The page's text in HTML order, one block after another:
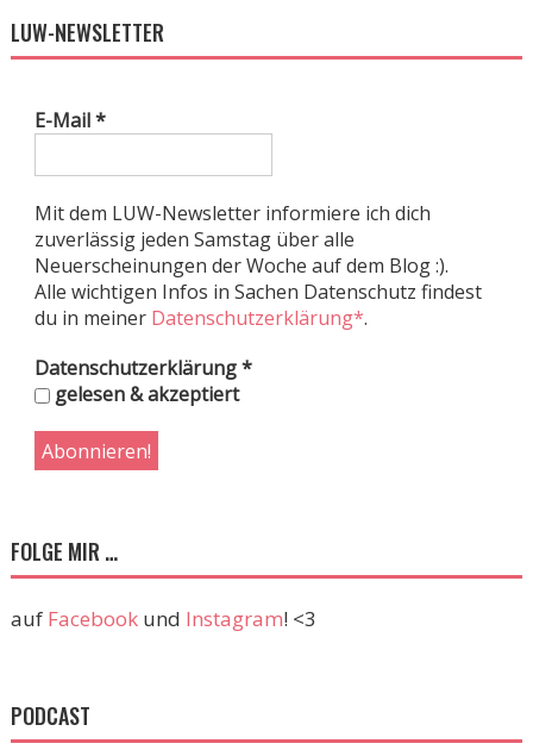
LUW-NEWSLETTER
E-Mail*
Mit dem LUW-Newsletter informiere ich dich
zuverlässig jeden Samstag über alle
Neuerscheinungen der Woche auf dem Blog :).
Alle wichtigen Infos in Sachen Datenschutz findest
du in meiner Datenschutzerklärung*.
Datenschutzerklärung*
gelesen & akzeptiert
FOLGE MIR …
auf Facebookund Instagram! <3
PODCAST